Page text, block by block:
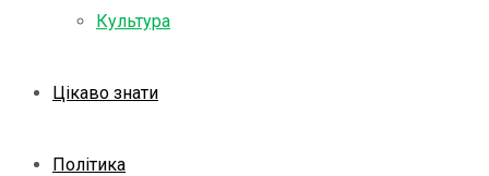
Культура
Цікаво знати
Політика